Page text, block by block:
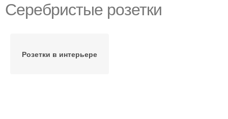
Серебристые розетки
Розетки в интерьере